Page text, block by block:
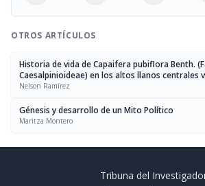
OTROS ARTÍCULOS
Historia de vida de Capaifera pubiflora Benth.
Caesalpinioideae) en los altos llanos centrales
Nelson Ramírez
Génesis y desarrollo de un Mito Político
Maritza Montero
Tribuna del